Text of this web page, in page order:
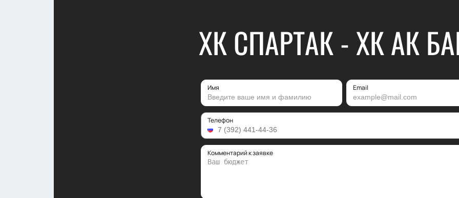
ХК СПАРТАК - ХК АК
Имя Email
Телефон
Комментарий к заявке